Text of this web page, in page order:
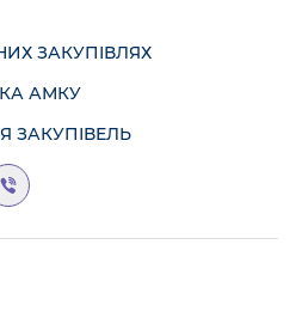
ЗАКУПІВЛЯХ
АМКУ
ЗАКУПІВЕЛЬ